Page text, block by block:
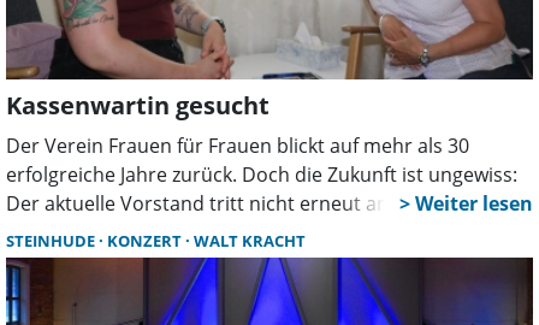
Kassenwartin gesucht
Der Verein Frauen für Frauen blickt auf mehr als 30
erfolgreiche Jahre zurück. Doch die Zukunft ist ungewiss:
Der aktuelle Vorstand tritt nicht erneut an. Für fast alle
Posten gibt es bereits Interessentinnen. Jetzt wird
dringend eine Kassenwartin gesucht, damit die
Vereinsarbeit weitergehen kann.
STEINHUDE KONZERT WALT KRACHT